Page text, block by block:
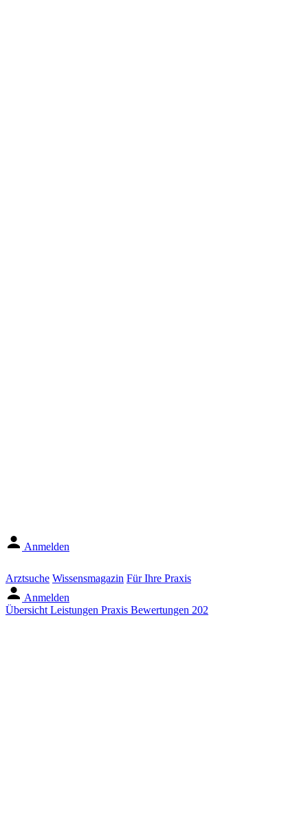
Anmelden
Arztsuche Wissensmagazin Für Ihre Praxis
Anmelden
Übersicht Leistungen Praxis Bewertungen 202